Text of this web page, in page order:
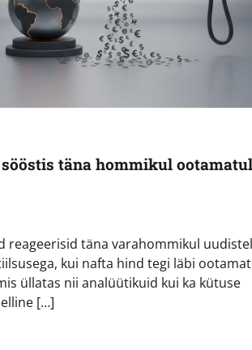
täna hommikul
reageerisid täna varahommikul
kui nafta hind tegi läbi
üllatas nii analüütikuid kui ka kütuse
[…]